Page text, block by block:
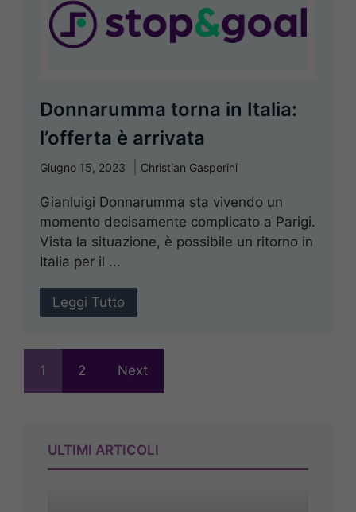
Donnarumma torna in Italia:
l’offerta è arrivata
Giugno 15, 2023 Christian Gasperini
Gianluigi Donnarumma sta vivendo un
momento decisamente complicato a Parigi.
Vista la situazione, è possibile un ritorno in
Italia per il ...
Leggi Tutto
1 2 Next
ULTIMI ARTICOLI